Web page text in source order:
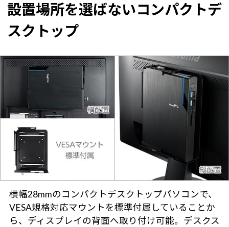
設置場所を選ばないコンパクトデ
スクトップ
横幅28mmのコンパクトデスクトップパソコンで、
VESA規格対応マウントを標準付属していることか
ら、ディスプレイの背面へ取り付け可能。デスクス